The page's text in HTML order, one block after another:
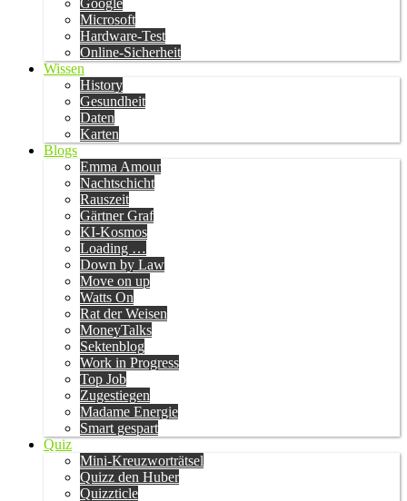
Google
Microsoft
Hardware-Test
Online-Sicherheit
Wissen
History
Gesundheit
Daten
Karten
Blogs
Emma Amour
Nachtschicht
Rauszeit
Gärtner Graf
KI-Kosmos
Loading …
Down by Law
Move on up
Watts On
Rat der Weisen
MoneyTalks
Sektenblog
Work in Progress
Top Job
Zugestiegen
Madame Energie
Smart gespart
Quiz
Mini-Kreuzworträtsel
Quizz den Huber
Quizzticle